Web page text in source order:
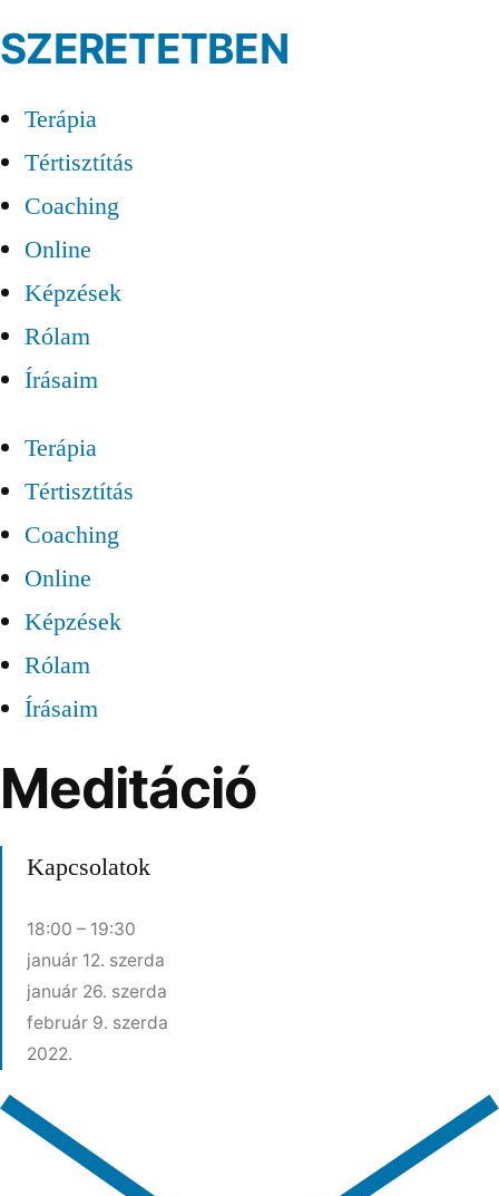
SZERETETBEN
Terápia
Tértisztítás
Coaching
Online
Képzések
Rólam
Írásaim
Terápia
Tértisztítás
Coaching
Online
Képzések
Rólam
Írásaim
Meditáció
Kapcsolatok
18:00 – 19:30
január 12. szerda
január 26. szerda
február 9. szerda
2022.​